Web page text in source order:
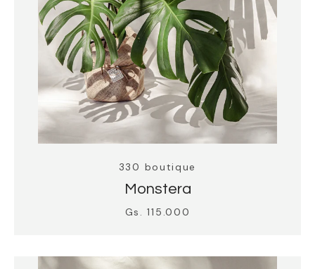
330 Outlet
330 boutique
Monstera
Gs. 115.000